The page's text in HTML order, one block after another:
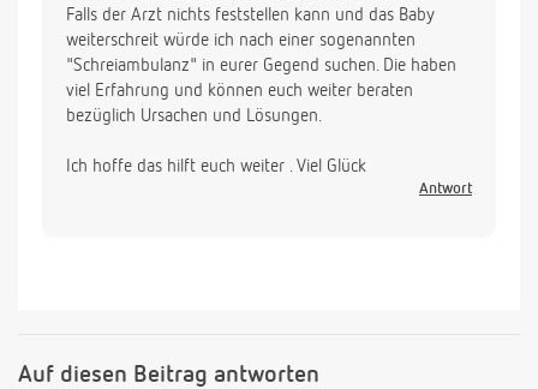
Falls der Arzt nichts feststellen kann und das Baby
weiterschreit würde ich nach einer sogenannten
"Schreiambulanz" in eurer Gegend suchen. Die haben
viel Erfahrung und können euch weiter beraten
bezüglich Ursachen und Lösungen.
Ich hoffe das hilft euch weiter . Viel Glück
Antwort
Auf diesen Beitrag antworten